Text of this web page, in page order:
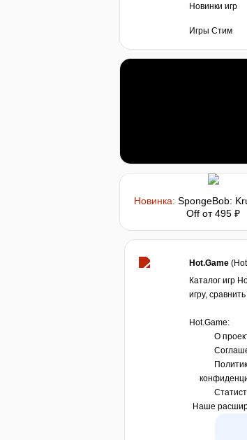
Новинки игр
Игры Стим
Новинка: SpongeBob:
Off от 495 ₽
Hot.Game
Каталог игр
игру,
Hot.Game:
О
Наше